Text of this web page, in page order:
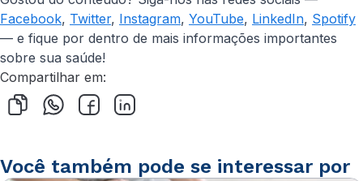
Facebook, Twitter, Instagram, YouTube, LinkedIn, Spotify
— e fique por dentro de mais informações importantes
sobre sua saúde!
Compartilhar em:
Você também pode se interessar por